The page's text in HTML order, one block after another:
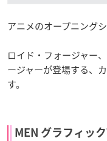
アニメのオープニング
ロイド・フォージャー
ージャーが登場する、
す。
MEN グラフィッ